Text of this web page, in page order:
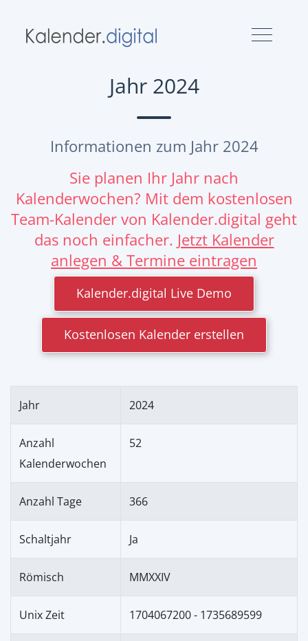
Jahr 2024
Informationen zum Jahr 2024
Sie planen Ihr Jahr nach
Kalenderwochen? Mit dem kostenlosen
Team-Kalender von Kalender.digital geht
das noch einfacher. Jetzt Kalender
anlegen & Termine eintragen
Kalender.digital Live Demo
Kostenlosen Kalender erstellen
Jahr 2024
Anzahl
Kalenderwochen
52
Anzahl Tage 366
Schaltjahr Ja
Römisch MMXXIV
Unix Zeit 1704067200 - 1735689599